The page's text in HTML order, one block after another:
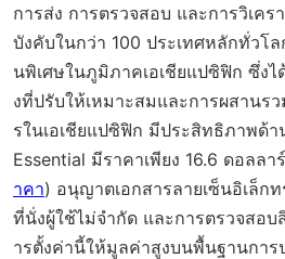
การส่ง การตรวจสอบ และการวิเคร
บังคับในกว่า 100 ประเทศหลักทั่วโล
นพิเศษในภูมิภาคเอเชียแปซิฟิก ซึ่งไ
งที่ปรับให้เหมาะสมและการผสานร
รในเอเชียแปซิฟิก มีประสิทธิภาพด้
Essential มีราคาเพียง 16.6 ดอลลา
าคา) อนุญาตเอกสารลายเซ็นอิเล็ก
ที่นั่งผู้ใช้ไม่จำกัด และการตรวจสอบ
ารตั้งค่านี้ให้มูลค่าสูงบนพื้นฐานกา